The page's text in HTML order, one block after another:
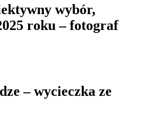
wybór,
roku – fotograf
– wycieczka ze